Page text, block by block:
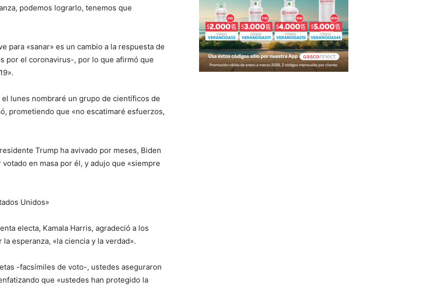
podemos lograrlo, tenemos que
para «sanar» es un cambio a la respuesta de
por el coronavirus-, por lo que afirmó que
lunes nombraré un grupo de científicos de
prometiendo que «no escatimaré esfuerzos,
Trump ha avivado por meses, Biden
en masa por él, y adujo que «siempre
Unidos»
electa, Kamala Harris, agradeció a los
esperanza, «la ciencia y la verdad».
-facsímiles de voto-, ustedes aseguraron
que «ustedes han protegido la